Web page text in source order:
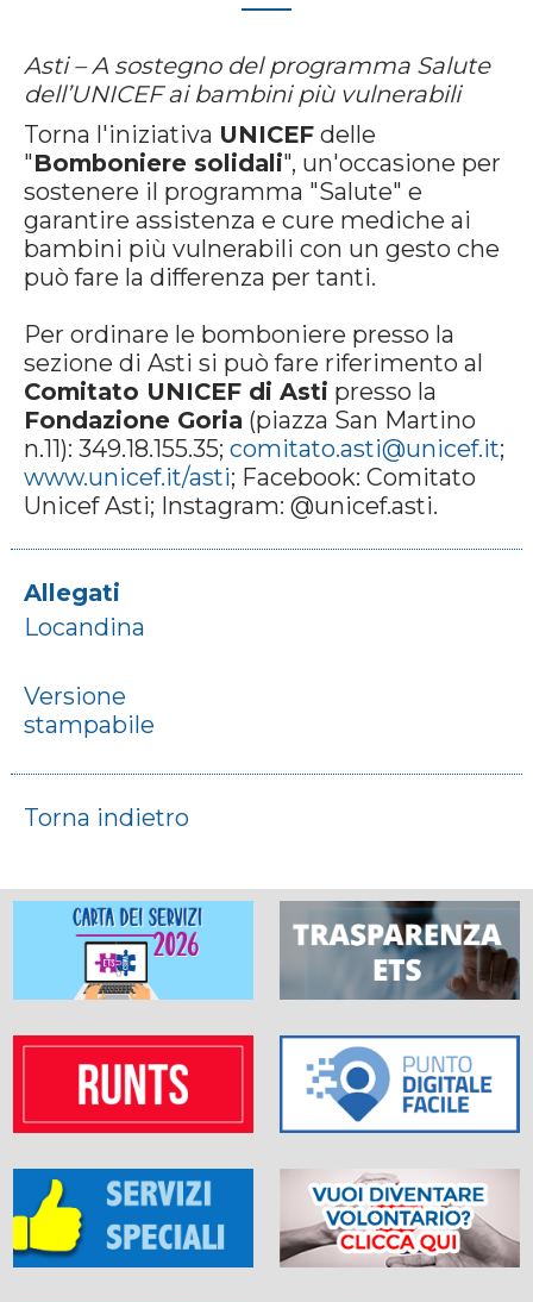
Asti – A sostegno del programma Salute
dell’UNICEF ai bambini più vulnerabili
Torna l'iniziativa UNICEF delle
"Bomboniere solidali", un'occasione per
sostenere il programma "Salute" e
garantire assistenza e cure mediche ai
bambini più vulnerabili con un gesto che
può fare la differenza per tanti.
Per ordinare le bomboniere presso la
sezione di Asti si può fare riferimento al
Comitato UNICEF di Asti presso la
Fondazione Goria (piazza San Martino
n.11): 349.18.155.35; comitato.asti@unicef.it;
www.unicef.it/asti; Facebook: Comitato
Unicef Asti; Instagram: @unicef.asti.
Allegati
Locandina
Versione
stampabile
Torna indietro